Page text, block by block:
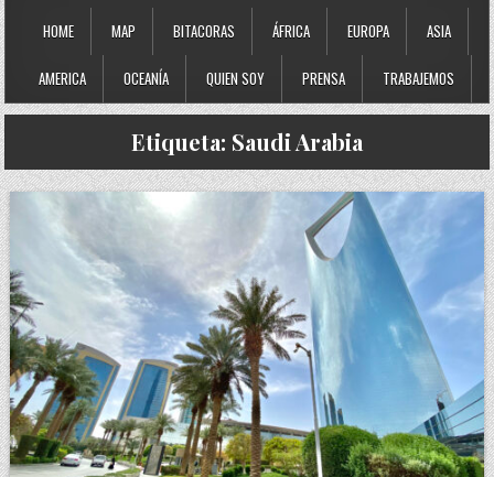
HOME
MAP BITACORAS ÁFRICA EUROPA ASIA
AMERICA OCEANÍA QUIEN SOY PRENSA TRABAJEMOS
Etiqueta: Saudi Arabia